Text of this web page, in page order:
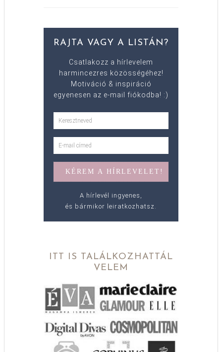
RAJTA VAGY A LISTÁN?
Csatlakozz a hírlevelem
harmincezres közösségéhez!
Motiváció & inspiráció
egyenesen az e-mail fiókodba! :)
A hírlevél ingyenes,
és bármikor leiratkozhatsz.
ITT IS TALÁLKOZHATTÁL
VELEM